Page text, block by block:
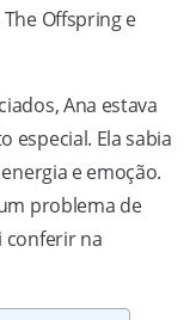
Offspring e
Ana estava
especial. Ela sabia
e emoção.
problema de
conferir na